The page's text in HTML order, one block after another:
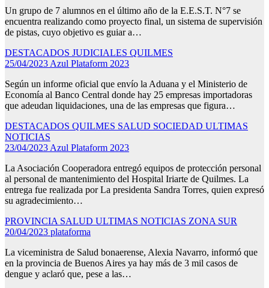
Un grupo de 7 alumnos en el último año de la E.E.S.T. N°7 se
encuentra realizando como proyecto final, un sistema de supervisión
de pistas, cuyo objetivo es guiar a…
DESTACADOS JUDICIALES QUILMES
25/04/2023 Azul Plataform 2023
Según un informe oficial que envío la Aduana y el Ministerio de
Economía al Banco Central donde hay 25 empresas importadoras
que adeudan liquidaciones, una de las empresas que figura…
DESTACADOS QUILMES SALUD SOCIEDAD ULTIMAS
NOTICIAS
23/04/2023 Azul Plataform 2023
La Asociación Cooperadora entregó equipos de protección personal
al personal de mantenimiento del Hospital Iriarte de Quilmes. La
entrega fue realizada por La presidenta Sandra Torres, quien expresó
su agradecimiento…
PROVINCIA SALUD ULTIMAS NOTICIAS ZONA SUR
20/04/2023 plataforma
La viceministra de Salud bonaerense, Alexia Navarro, informó que
en la provincia de Buenos Aires ya hay más de 3 mil casos de
dengue y aclaró que, pese a las…